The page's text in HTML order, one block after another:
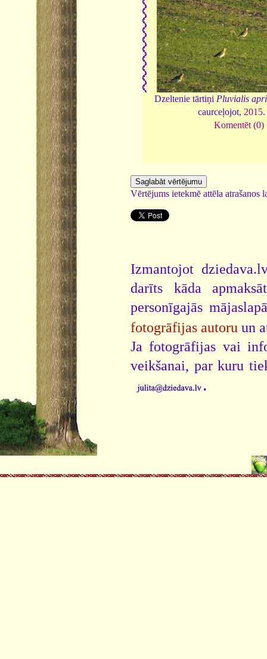
Dzeltenie tārtiņi Pluvialis
caurceļojot, 2015
Komentēt (0)
Vērtējums ietekmē attēla atrašanos
Izmantojot
darīts kāda
personīgajās
fotogrāfijas autoru un
Ja fotogrāfijas vai
veikšanai, par kuru
.